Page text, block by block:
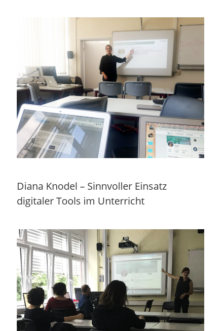
Diana Knodel – Sinnvoller Einsatz
digitaler Tools im Unterricht